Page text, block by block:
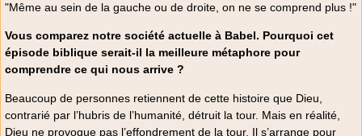
"Même au sein de la gauche ou de droite, on ne se comprend plus !"
Vous comparez notre société actuelle à Babel. Pourquoi cet
épisode biblique serait-il la meilleure métaphore pour
comprendre ce qui nous arrive ?
Beaucoup de personnes retiennent de cette histoire que Dieu,
contrarié par l’hubris de l’humanité, détruit la tour. Mais en réalité,
Dieu ne provoque pas l’effondrement de la tour. Il s’arrange pour